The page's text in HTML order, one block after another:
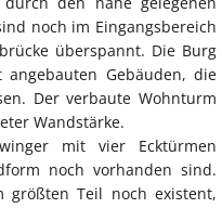
noch im Eingangsbereich
überspannt. Die Burg
Gebäuden, die
Der verbaute Wohnturm
Wandstärke.
mit vier Ecktürmen
noch vorhanden sind.
Teil noch existent,